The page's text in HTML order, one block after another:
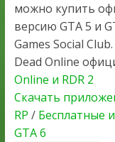
можно купить
версию GTA 5 и
Games Social
Dead Online
Online и RDR 2
Скачать
RP / Бесплатные
GTA 6